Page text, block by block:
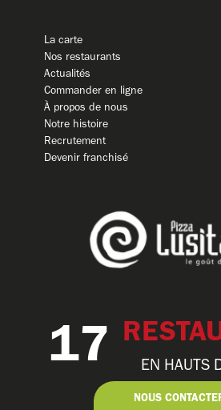
La carte
Nos restaurants
Actualités
Commander en ligne
À propos de nous
Notre histoire
Recrutement
Devenir franchisé
17 EN HAUTS
NOUS